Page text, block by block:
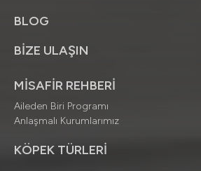
BLOG
BİZE ULAŞIN
MİSAFİR REHBERİ
Aileden Biri Programı
Anlaşmalı Kurumlarımız
KÖPEK TÜRLERİ